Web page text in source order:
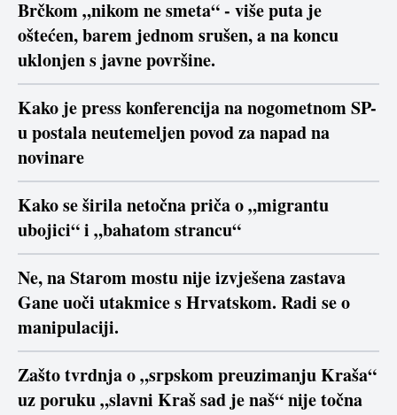
Brčkom „nikom ne smeta“ - više puta je
oštećen, barem jednom srušen, a na koncu
uklonjen s javne površine.
Kako je press konferencija na nogometnom SP-
u postala neutemeljen povod za napad na
novinare
Kako se širila netočna priča o „migrantu
ubojici“ i „bahatom strancu“
Ne, na Starom mostu nije izvješena zastava
Gane uoči utakmice s Hrvatskom. Radi se o
manipulaciji.
Zašto tvrdnja o „srpskom preuzimanju Kraša“
uz poruku „slavni Kraš sad je naš“ nije točna